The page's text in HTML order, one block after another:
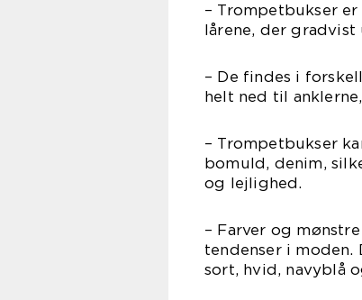
– Trompetbukser
lårene, der
– De findes i
helt ned til
– Trompetbukser
bomuld, denim,
og lejlighed.
– Farver og
tendenser i
sort, hvid, navyblå